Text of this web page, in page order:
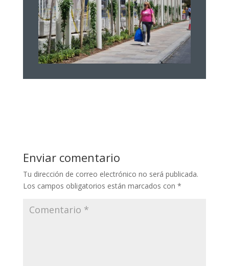
Enviar comentario
Tu dirección de correo electrónico no será publicada.
Los campos obligatorios están marcados con *